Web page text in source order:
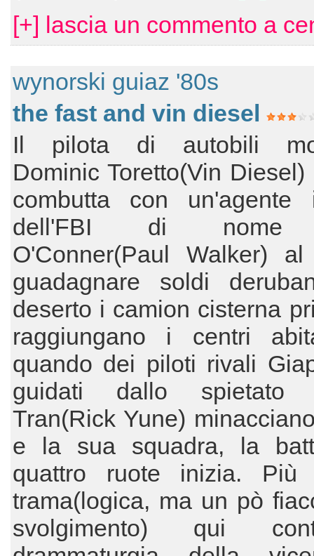
[+] lascia un commento a
wynorski guiaz '80s
the fast and vin diesel
Il pilota di autobili
Dominic Toretto(Vin
combutta con un'agente
dell'FBI di nome
O'Conner(Paul Walker)
guadagnare soldi
deserto i camion cisterna
raggiungano i centri
quando dei piloti rivali
guidati dallo spietato
Tran(Rick Yune)
e la sua squadra, la
quattro ruote inizia.
trama(logica, ma un pò
svolgimento) qui